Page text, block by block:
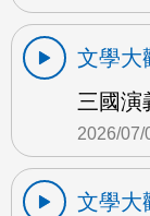
文學大
三國演
2026/07/
文學大